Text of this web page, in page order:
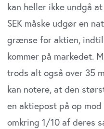
kan heller ikke undgå
SEK måske udgør en
grænse for aktien,
kommer på markedet.
trods alt også over 35
kan notere, at den
en aktiepost på op mod
omkring 1/10 af deres